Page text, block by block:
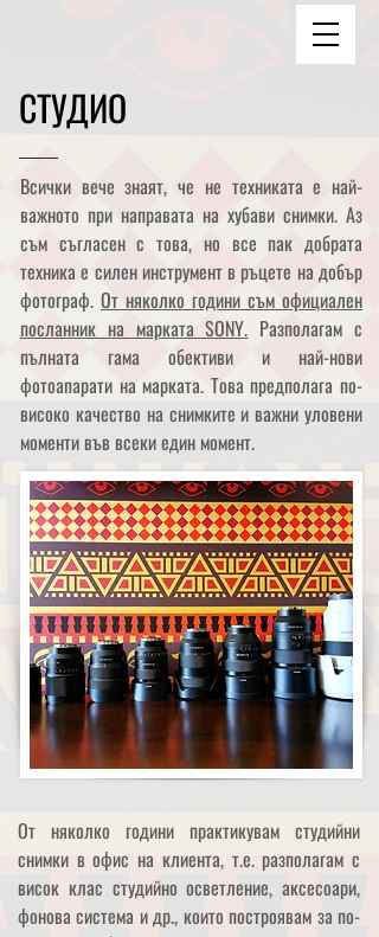
СТУДИО
Всички вече знаят, че не техниката е най-
важното при направата на хубави снимки. Аз
съм съгласен с това, но все пак добрата
техника е силен инструмент в ръцете на добър
фотограф. От няколко години съм официален
посланник на марката SONY. Разполагам с
пълната гама обективи и най-нови
фотоапарати на марката. Това предполага по-
високо качество на снимките и важни уловени
моменти във всеки един момент.
От няколко години практикувам студийни
снимки в офис на клиента, т.е. разполагам с
висок клас студийно осветление, аксесоари,
фонова система и др., които построявам за по-